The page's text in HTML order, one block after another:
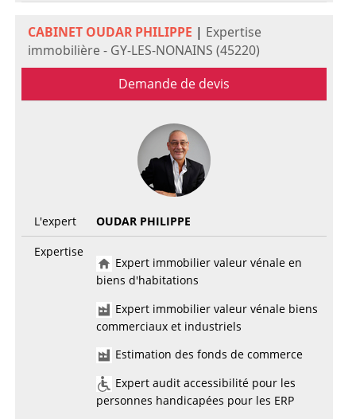
CABINET OUDAR PHILIPPE | Expertise
immobilière - GY-LES-NONAINS (45220)
Demande de devis
L'expert
OUDAR PHILIPPE
Expertise
Expert immobilier valeur vénale en
biens d'habitations
Expert immobilier valeur vénale biens
commerciaux et industriels
Estimation des fonds de commerce
Expert audit accessibilité pour les
personnes handicapées pour les ERP